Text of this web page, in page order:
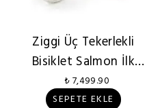
Ziggi Üç Tekerlekli
Bisiklet Salmon İlk
Bisikletim 2 Yaş+
₺ 7,499.90
SEPETE EKLE